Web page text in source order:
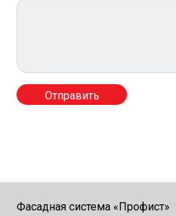
Фасадная система «Профист»